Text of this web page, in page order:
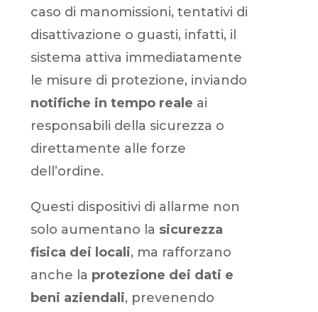
caso di manomissioni, tentativi di
disattivazione o guasti, infatti, il
sistema attiva immediatamente
le misure di protezione, inviando
notifiche in tempo reale ai
responsabili della sicurezza o
direttamente alle forze
dell’ordine.
Questi dispositivi di allarme non
solo aumentano la sicurezza
fisica dei locali, ma rafforzano
anche la protezione dei dati e
beni aziendali, prevenendo